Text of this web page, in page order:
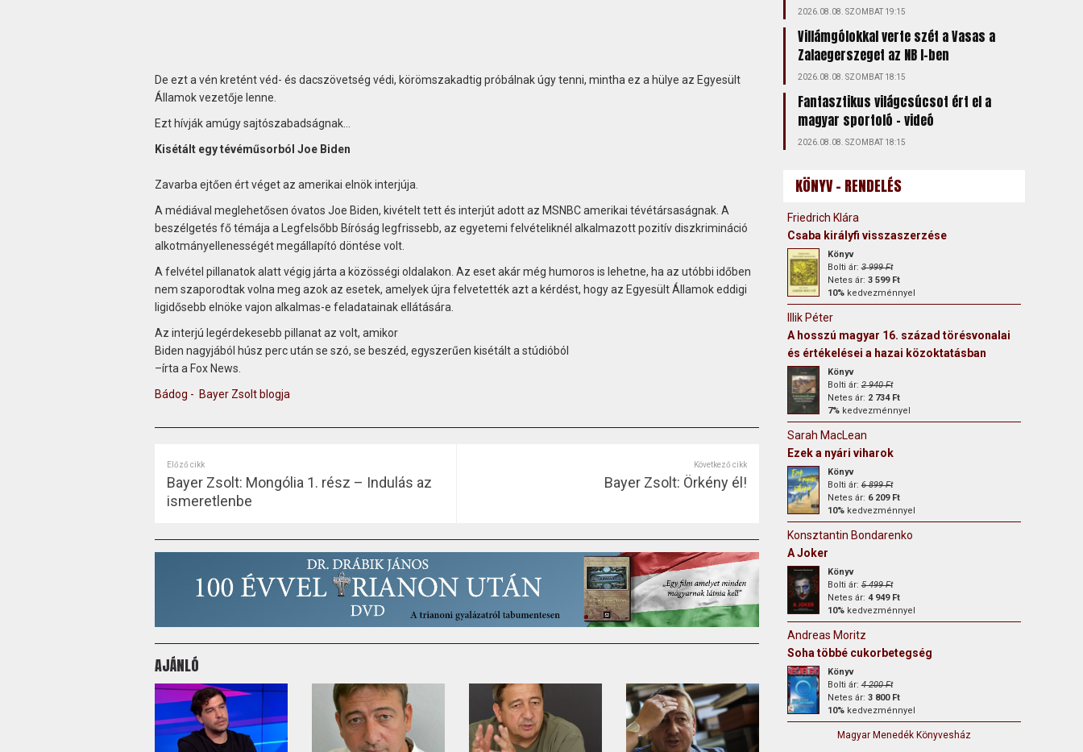
De ezt a vén kretént véd- és dacszövetség védi, körömszakadtig próbálnak úgy tenni, mintha ez a hülye az Egyesült
Államok vezetője lenne.
Ezt hívják amúgy sajtószabadságnak…
Kisétált egy tévéműsorból Joe Biden
Zavarba ejtően ért véget az amerikai elnök interjúja.
A médiával meglehetősen óvatos Joe Biden, kivételt tett és interjút adott az MSNBC amerikai tévétársaságnak. A
beszélgetés fő témája a Legfelsőbb Bíróság legfrissebb, az egyetemi felvételiknél alkalmazott pozitív diszkrimináció
alkotmányellenességét megállapító döntése volt.
A felvétel pillanatok alatt végig járta a közösségi oldalakon. Az eset akár még humoros is lehetne, ha az utóbbi időben
nem szaporodtak volna meg azok az esetek, amelyek újra felvetették azt a kérdést, hogy az Egyesült Államok eddigi
ligidősebb elnöke vajon alkalmas-e feladatainak ellátására.
Az interjú legérdekesebb pillanat az volt, amikor
Biden nagyjából húsz perc után se szó, se beszéd, egyszerűen kisétált a stúdióból
–írta a Fox News.
Bádog - Bayer Zsolt blogja
Előző cikk
Bayer Zsolt: Mongólia 1. rész – Indulás az
ismeretlenbe
Következő cikk
Bayer Zsolt: Örkény él!
AJÁNLÓ
2026.08.08. SZOMBAT 19:15
Villámgólokkal verte szét a Vasas a
Zalaegerszeget az NB I-ben
2026.08.08. SZOMBAT 18:15
Fantasztikus világcsúcsot ért el a
magyar sportoló - videó
2026.08.08. SZOMBAT 18:15
KÖNYV - RENDELÉS
Friedrich Klára
Csaba királyfi visszaszerzése
Könyv
Bolti ár:3 999 Ft
Netes ár: 3 599 Ft
10%kedvezménnyel
Illik Péter
A hosszú magyar 16. század törésvonalai
és értékelései a hazai közoktatásban
Könyv
Bolti ár:2 940 Ft
Netes ár: 2 734 Ft
7%kedvezménnyel
Sarah MacLean
Ezek a nyári viharok
Könyv
Bolti ár:6 899 Ft
Netes ár: 6 209 Ft
10%kedvezménnyel
Konsztantin Bondarenko
A Joker
Könyv
Bolti ár:5 499 Ft
Netes ár: 4 949 Ft
10%kedvezménnyel
Andreas Moritz
Soha többé cukorbetegség
Könyv
Bolti ár:4 200 Ft
Netes ár: 3 800 Ft
10%kedvezménnyel
Magyar Menedék Könyvesház